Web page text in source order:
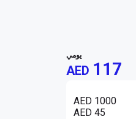
يومي
AED 117
AED 1000
AED 45